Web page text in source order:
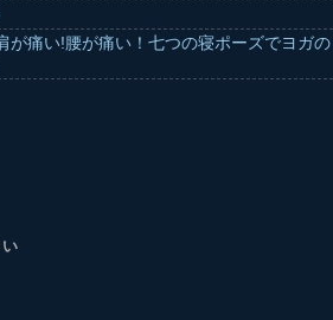
が痛い!腰が痛い！七つの寝ポーズでヨガの